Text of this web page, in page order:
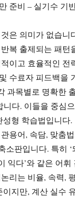
준비 – 실기수 기
은 의미가 없습니
복 출제되는 패턴
이고 효율적인 전
수료자 피드백을
과목별로 명확한
니다. 이들을 중심
성형 학습법입니다.
용어, 속담, 맞춤
소판입니다. 특히 ‘
익다’와 같은 어휘
리는 비율, 속력,
지만, 계산 실수